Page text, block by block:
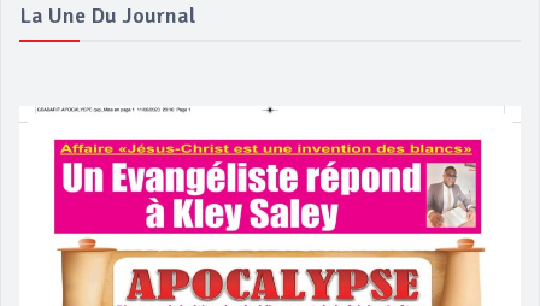
La Une Du Journal